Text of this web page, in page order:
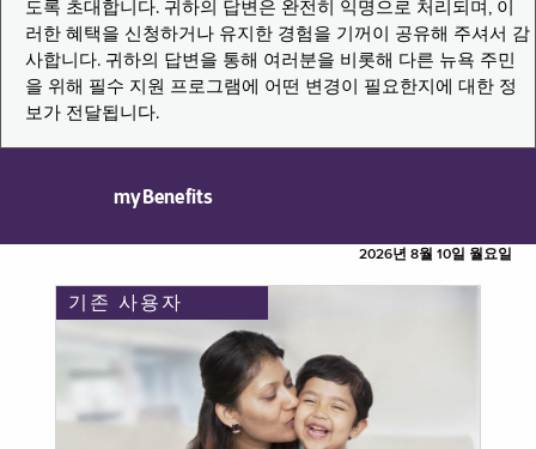
도록 초대합니다. 귀하의 답변은 완전히 익명으로 처리되며, 이
러한 혜택을 신청하거나 유지한 경험을 기꺼이 공유해 주셔서 감
사합니다. 귀하의 답변을 통해 여러분을 비롯해 다른 뉴욕 주민
을 위해 필수 지원 프로그램에 어떤 변경이 필요한지에 대한 정
보가 전달됩니다.
myBenefits
2026년 8월 10일 월요일
기존 사용자